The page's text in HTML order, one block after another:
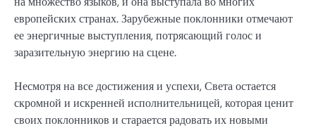
европейских странах. Зарубежные поклонники отмечают
ее энергичные выступления, потрясающий голос и
заразительную энергию на сцене.
Несмотря на все достижения и успехи, Света остается
скромной и искренней исполнительницей, которая ценит
своих поклонников и старается радовать их новыми